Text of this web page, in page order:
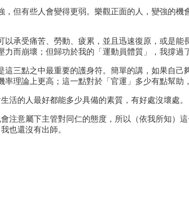
但有些人會變得更弱。樂觀正面的人，變強的
承受痛苦、勞動、疲累，並且迅速復原，或是
而崩壞；但歸功於我的「運動員體質」，我撐過
三點之中最重要的護身符。簡單的講，如果自
理論上更高；這一點對於「官運」多少有點幫助
活的人最好都能多少具備的素質，有好處沒壞處。
注意屬下主管對同仁的態度，所以（依我所知）
也還沒有出師。